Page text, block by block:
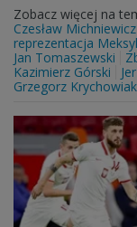
Zobacz więcej na
Czesław Michniewicz
reprezentacja
Jan Tomaszewski
Kazimierz Górski
Grzegorz Krychowiak